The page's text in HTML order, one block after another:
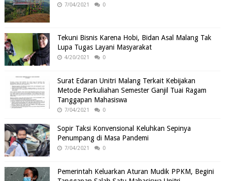
7/04/2021 0
Tekuni Bisnis Karena Hobi, Bidan Asal Malang Tak
Lupa Tugas Layani Masyarakat
4/20/2021 0
Surat Edaran Unitri Malang Terkait Kebijakan
Metode Perkuliahan Semester Ganjil Tuai Ragam
Tanggapan Mahasiswa
7/04/2021 0
Sopir Taksi Konvensional Keluhkan Sepinya
Penumpang di Masa Pandemi
7/04/2021 0
Pemerintah Keluarkan Aturan Mudik PPKM, Begini